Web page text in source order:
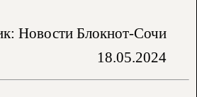
Новости Блокнот-Сочи
18.05.2024